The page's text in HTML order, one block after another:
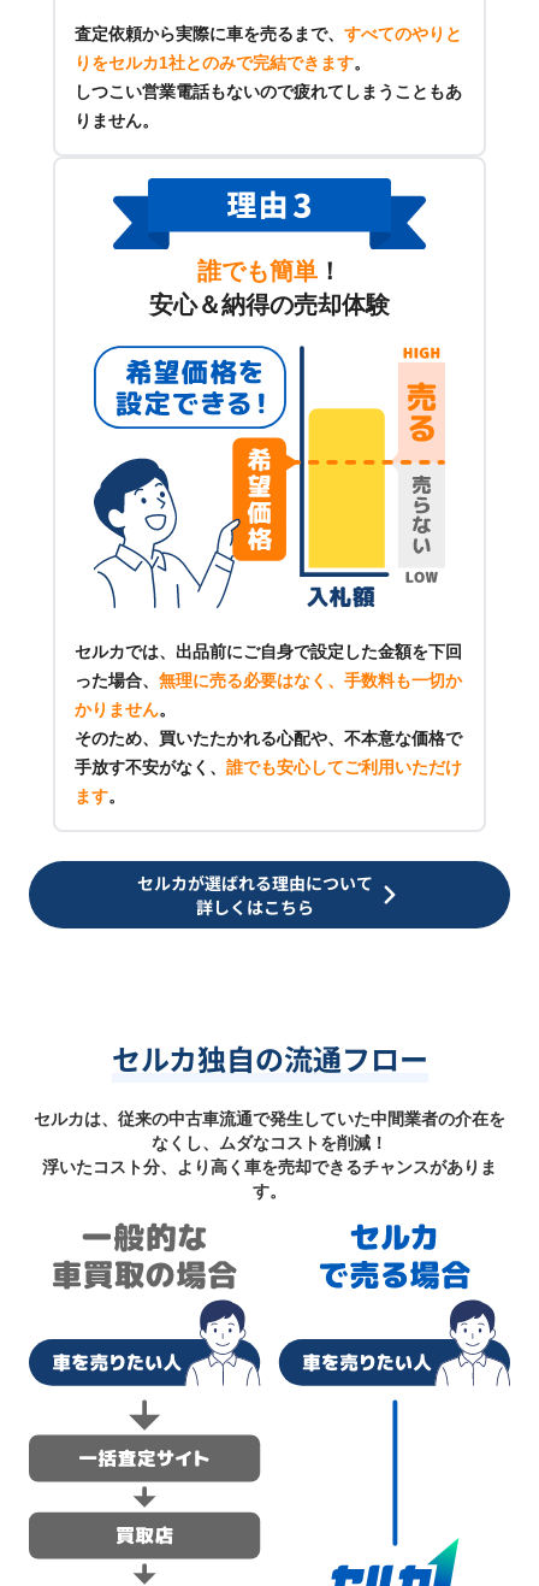
査定依頼から実際に車を売るまで、 すべてのやりと
りをセルカ1社とのみで完結できます。
しつこい営業電話もないので疲れてしまうこともあ
りません。
誰でも簡単 ！
安心＆納得の売却体験
セルカでは、出品前にご自身で設定した金額を下回
った場合、 無理に売る必要はなく、手数料も一切か
かりません。
そのため、買いたたかれる心配や、不本意な価格で
手放す不安がなく、 誰でも安心してご利用いただけ
ます。
セルカが選ばれる理由について
詳しくはこちら
セルカ独自の流通フロー
セルカは、従来の中古車流通で発生していた中間業者の介在を
なくし、ムダなコストを削減！
浮いたコスト分、より高く車を売却できるチャンスがありま
す。